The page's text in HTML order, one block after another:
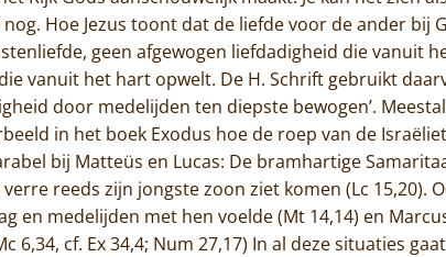
Home
Trappisten
Hoe Jezus toont dat de liefde voor de ander bij
geen afgewogen liefdadigheid die vanuit
vanuit het hart opwelt. De H. Schrift gebruikt
door medelijden ten diepste bewogen’.
in het boek Exodus hoe de roep van de
bij Matteüs en Lucas: De bramhartige
reeds zijn jongste zoon ziet komen (Lc 15,20).
en medelijden met hen voelde (Mt 14,14) en
6,34, cf. Ex 34,4; Num 27,17) In al deze situaties